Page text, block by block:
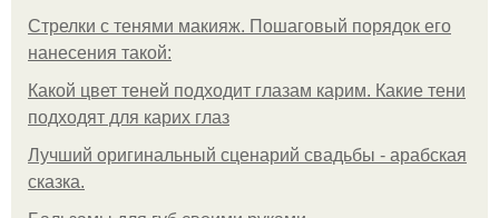
Стрелки с тенями макияж. Пошаговый порядок его
нанесения такой:
Какой цвет теней подходит глазам карим. Какие тени
подходят для карих глаз
Лучший оригинальный сценарий свадьбы - арабская
сказка.